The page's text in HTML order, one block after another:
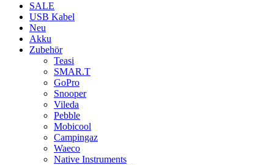
SALE
USB Kabel
Neu
Akku
Zubehör
Teasi
SMAR.T
GoPro
Snooper
Vileda
Pebble
Mobicool
Campingaz
Waeco
Native Instruments